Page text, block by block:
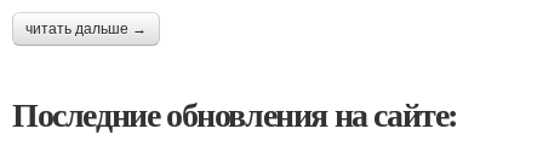
читать дальше →
Последние обновления на сайте: